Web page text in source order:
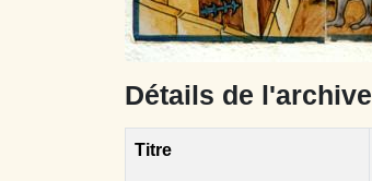
Détails de l'archive
Titre